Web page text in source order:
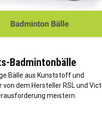
Badmintonbälle
Bälle aus Kunststoff und
dem Hersteller RSL und
meistern.